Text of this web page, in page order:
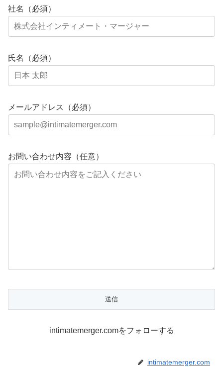
社名（必須）
氏名（必須）
メールアドレス（必須）
お問い合わせ内容（任意）
intimatemerger.comをフォローする
intimatemerger.com